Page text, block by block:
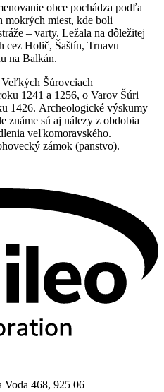
obce pochádza podľa
mokrých miest, kde boli
– varty. Ležala na dôležitej
cez Holič, Šaštín, Trnavu
na Balkán.
Veľkých Šúrovciach
1241 a 1256, o Varov Šúri
1426. Archeologické výskumy
známe sú aj nálezy z obdobia
veľkomoravského.
zámok (panstvo).
Voda 468, 925 06